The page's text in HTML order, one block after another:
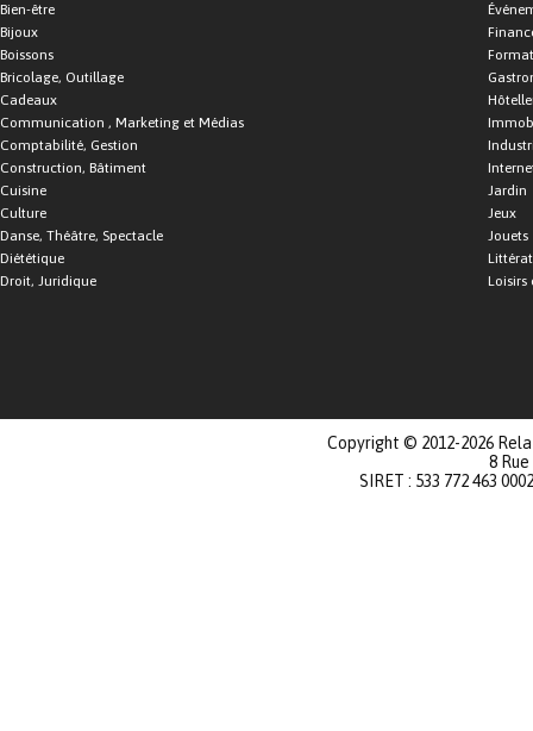
Bien-être
Bijoux
Boissons
Bricolage, Outillage
Cadeaux
Communication , Marketing et Médias
Comptabilité, Gestion
Construction, Bâtiment
Cuisine
Culture
Danse, Théâtre, Spectacle
Diététique
Droit, Juridique
Jardin
Jeux
Jouets
Loisirs
Copyright © 2012-2026
8
SIRET : 533 772 463